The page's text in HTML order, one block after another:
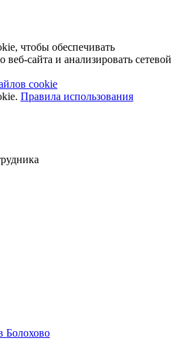
чтобы обеспечивать
сайта и анализировать сетевой
cookie
Правила использования
Болохово